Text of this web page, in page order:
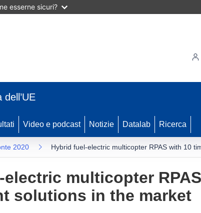
esserne sicuri?
Video e podcast Notizie Datalab Ricerca
2020 Hybrid fuel-electric multicopter RPAS with 10
multicopter
solutions in the market